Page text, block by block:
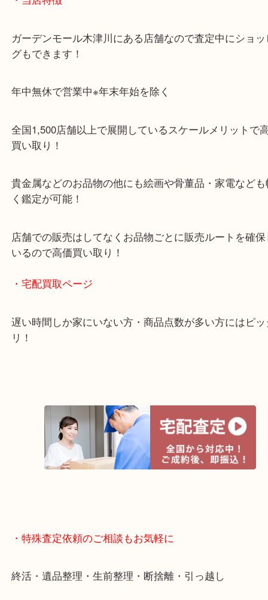
「木津インター」「24号線」「ガーデンモール木津
ガーデンモールの敷地内に広大な無料駐車場あるの
のご来店も大歓迎です！
・当店特徴
ガーデンモール木津川にある店舗なので査定中にシ
グもできます！
年中無休で営業中※年末年始を除く
全国1,500店舗以上で展開しているスケールメリッ
貴金属などのお品物の他にも絵画や骨董品・家電な
いるので高価買い取り！
・宅配買取ページ